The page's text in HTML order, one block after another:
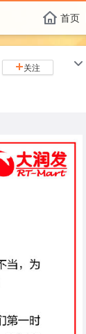
E 首页
c
+关注